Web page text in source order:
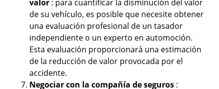
valor : para cuantificar la disminución del valor
de su vehículo, es posible que necesite obtener
una evaluación profesional de un tasador
independiente o un experto en automoción.
Esta evaluación proporcionará una estimación
de la reducción de valor provocada por el
accidente.
Negociar con la compañía de seguros :